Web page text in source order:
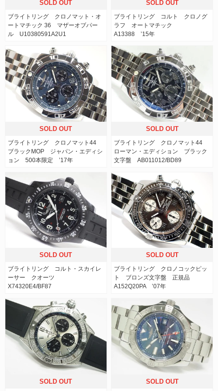
SOLD OUT
ブライトリング クロノマット・オ
ートマチック 36 マザーオブパー
ル U10380591A2U1
SOLD OUT
ブライトリング コルト クロノグ
ラフ オートマチック
A13388 ’15年
SOLD OUT
ブライトリング クロノマット44
ブラックMOP ジャパン・エディシ
ョン 500本限定 ’17年
SOLD OUT
ブライトリング クロノマット44
ローマン・エディション ブラック
文字盤 AB011012/BD89
SOLD OUT
ブライトリング コルト・スカイレ
ーサー クオーツ
X74320E4/BF87
SOLD OUT
ブライトリング クロノコックピッ
ト ブロンズ文字盤 正規品
A152Q20PA ’07年
SOLD OUT SOLD OUT